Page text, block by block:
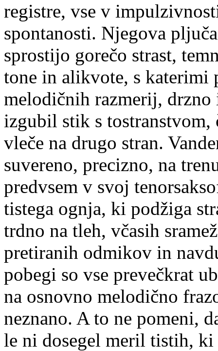
registre, vse v
spontanosti. Njegova
sprostijo gorečo strast,
tone in alikvote, s katerimi
melodičnih razmerij,
izgubil stik s tostranstvom,
vleče na drugo stran.
suvereno, precizno, na
predvsem v svoj
tistega ognja, ki podžiga
trdno na tleh, včasih
pretiranih odmikov in
pobegi so vse prevečkrat
na osnovno melodično
neznano. A to ne pomeni,
le ni dosegel meril tistih,